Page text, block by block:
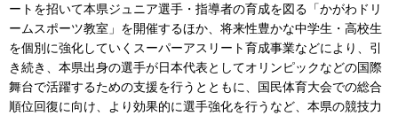
ートを招いて本県ジュニア選手・指導者の育成を図る「かがわドリ
ームスポーツ教室」を開催するほか、将来性豊かな中学生・高校生
を個別に強化していくスーパーアスリート育成事業などにより、引
き続き、本県出身の選手が日本代表としてオリンピックなどの国際
舞台で活躍するための支援を行うとともに、国民体育大会での総合
順位回復に向け、より効果的に選手強化を行うなど、本県の競技力